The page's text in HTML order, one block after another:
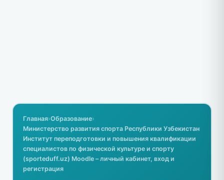
Главная›Образование›
Министерство развития спорта Республики Узбекистан
Институт переподготовки и повышения квалификации
специалистов по физической культуре и спорту
(sporteduff.uz) Moodle – личный кабинет, вход и
регистрация